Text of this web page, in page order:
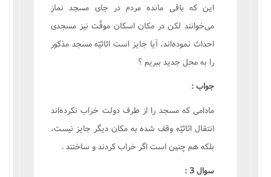
اين که باقى مانده مردم در جاى مسجد نماز
مى‌خوانند لکن در مکان اسکان موقّت نيز مسجدى
احداث نموده‌اند، آيا جايز است اثاثيّه مسجد مذکور
را به محل جديد ببريم ؟
جواب :
مادامى که مسجد را از طرف دولت خراب نکرده‌اند
انتقال اثاثيّه وقف شده به مکان ديگر جايز نيست،
بلکه هم چنين است اگر خراب کردند و ساختند .
سوال 3 :